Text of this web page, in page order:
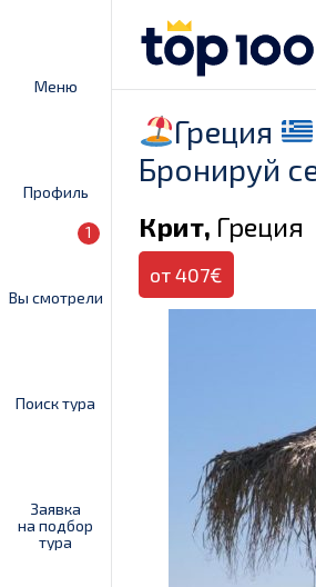
Меню
Профиль
Вы смотрели
1
Поиск тура
Заявка
на подбор
тура
Греция
Бронируй
Крит, Греция
от 407€